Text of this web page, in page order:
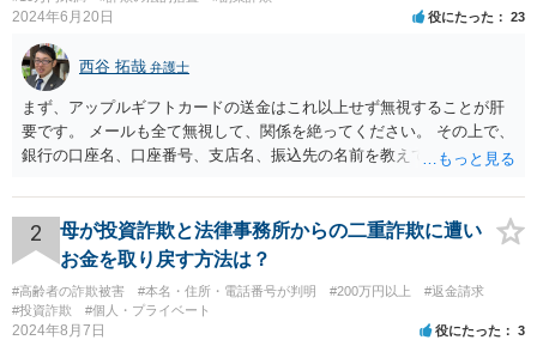
2024年6月20日 役にたった 23
西谷 拓哉 弁護士
まず、アップルギフトカードの送金はこれ以上せず無視することが肝
要です。 メールも全て無視して、関係を絶ってください。 その上で、
銀行の口座名、口座番号、支店名、振込先の名前を教えてしまってい
はありません。 そのため、現時点でとくに、詳細不明の入金がないこ
となどが確認できるのであれば、念のため、相手に教えてしまった口
座については、 銀行で口座の解約処理をすることをお勧め致します。
2
母が投資詐欺と法律事務所からの二重詐欺に遭い
お金を取り戻す方法は？
#高齢者の詐欺被害 #本名・住所・電話番号が判明 #200万円以上
#返金請求
#投資詐欺
#個人・プライベート
2024年8月7日 役にたった 3